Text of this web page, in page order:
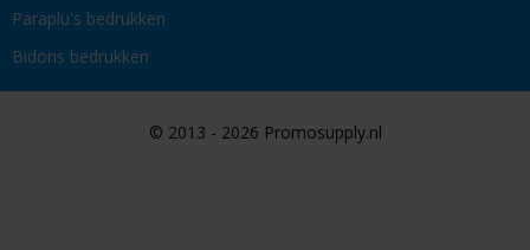
Paraplu's bedrukken
Bidons bedrukken
© 2013 - 2026 Promosupply.nl